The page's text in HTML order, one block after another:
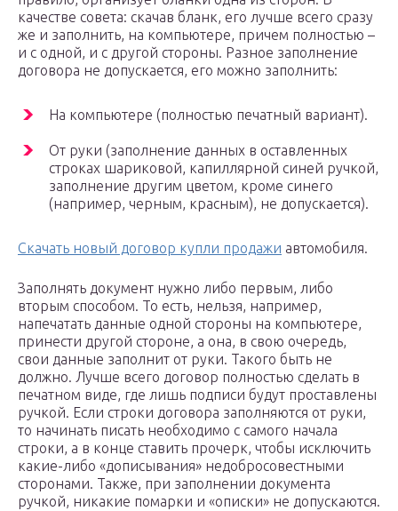
качестве совета: скачав бланк, его лучше всего сразу
же и заполнить, на компьютере, причем полностью –
и с одной, и с другой стороны. Разное заполнение
договора не допускается, его можно заполнить:
На компьютере (полностью печатный вариант).
От руки (заполнение данных в оставленных
строках шариковой, капиллярной синей ручкой,
заполнение другим цветом, кроме синего
(например, черным, красным), не допускается).
Скачать новый договор купли продажи автомобиля.
Заполнять документ нужно либо первым, либо
вторым способом. То есть, нельзя, например,
напечатать данные одной стороны на компьютере,
принести другой стороне, а она, в свою очередь,
свои данные заполнит от руки. Такого быть не
должно. Лучше всего договор полностью сделать в
печатном виде, где лишь подписи будут проставлены
ручкой. Если строки договора заполняются от руки,
то начинать писать необходимо с самого начала
строки, а в конце ставить прочерк, чтобы исключить
какие-либо «дописывания» недобросовестными
сторонами. Также, при заполнении документа
ручкой, никакие помарки и «описки» не допускаются.